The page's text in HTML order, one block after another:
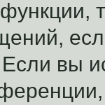
вы